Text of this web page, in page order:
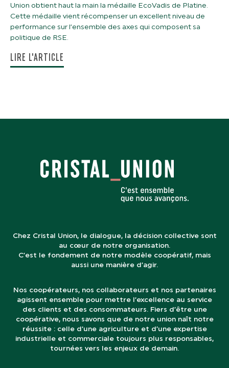
Union obtient haut la main la médaille EcoVadis de Platine.
Cette médaille vient récompenser un excellent niveau de
performance sur l’ensemble des axes qui composent sa
politique de RSE.
LIRE L'ARTICLE
Chez Cristal Union, le dialogue, la décision collective sont
au cœur de notre organisation.
C’est le fondement de notre modèle coopératif, mais
aussi une manière d’agir.
Nos coopérateurs, nos collaborateurs et nos partenaires
agissent ensemble pour mettre l’excellence au service
des clients et des consommateurs. Fiers d’être une
coopérative, nous savons que de notre union naît notre
réussite : celle d’une agriculture et d’une expertise
industrielle et commerciale toujours plus responsables,
tournées vers les enjeux de demain.